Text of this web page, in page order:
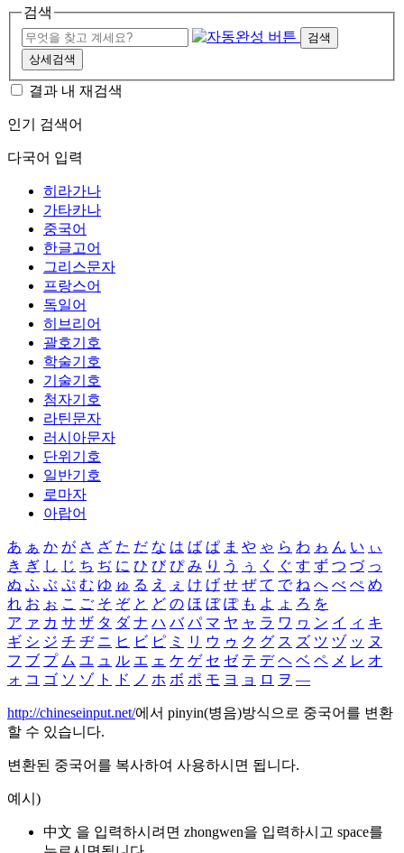
검색
검색
상세검색
결과 내 재검색
인기 검색어
다국어 입력
히라가나
가타카나
중국어
한글고어
그리스문자
프랑스어
독일어
히브리어
괄호기호
학술기호
기술기호
첨자기호
라틴문자
러시아문자
단위기호
일반기호
로마자
아랍어
あ ぁ か が さ ざ た だ な は ば ぱ ま や ゃ ら わ ゎ ん い ぃ
き ぎ し じ ち ぢ に ひ び ぴ み り う ぅ く ぐ す ず つ づ っ
ぬ ふ ぶ ぷ む ゆ ゅ る え ぇ け げ せ ぜ て で ね へ べ ぺ め
れ お ぉ こ ご そ ぞ と ど の ほ ぼ ぽ も よ ょ ろ を
ア ァ カ サ ザ タ ダ ナ ハ バ パ マ ヤ ャ ラ ワ ヮ ン イ ィ キ
ギ シ ジ チ ヂ ニ ヒ ビ ピ ミ リ ウ ゥ ク グ ス ズ ツ ヅ ッ ヌ
フ ブ プ ム ユ ュ ル エ ェ ケ ゲ セ ゼ テ デ ヘ ベ ペ メ レ オ
ォ コ ゴ ソ ゾ ト ド ノ ホ ボ ポ モ ヨ ョ ロ ヲ ―
http://chineseinput.net/에서 pinyin(병음)방식으로 중국어를 변환
할 수 있습니다.
변환된 중국어를 복사하여 사용하시면 됩니다.
예시)
中文 을 입력하시려면 zhongwen을 입력하시고 space를